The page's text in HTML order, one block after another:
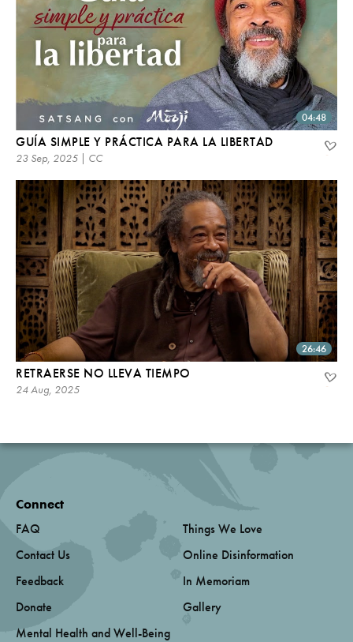
04:48
GUÍA SIMPLE Y PRÁCTICA PARA LA LIBERTAD
23 Sep, 2025 | CC
26:46
RETRAERSE NO LLEVA TIEMPO
24 Aug, 2025
Connect
FAQ
Contact Us
Feedback
Donate
Mental Health and Well-Being
Things We Love
Online Disinformation
In Memoriam
Gallery